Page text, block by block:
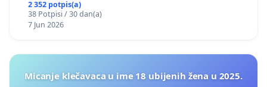
2 352 potpis(a)
38 Potpisi / 30 dan(a)
7 Jun 2026
Micanje klečavaca u ime 18 ubijenih žena u 2025.